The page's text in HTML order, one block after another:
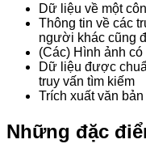
Dữ liệu về một
Thông tin về các
người khác cũng
(Các) Hình ảnh
Dữ liệu được
truy vấn tìm kiếm
Trích xuất văn
Những đặc